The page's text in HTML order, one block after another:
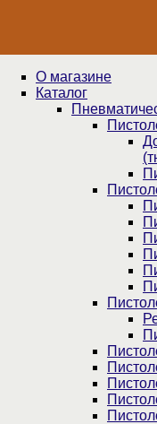
О магазине
Каталог